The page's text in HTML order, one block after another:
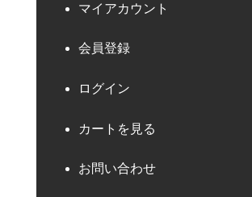
マイアカウント
会員登録
ログイン
カートを見る
お問い合わせ